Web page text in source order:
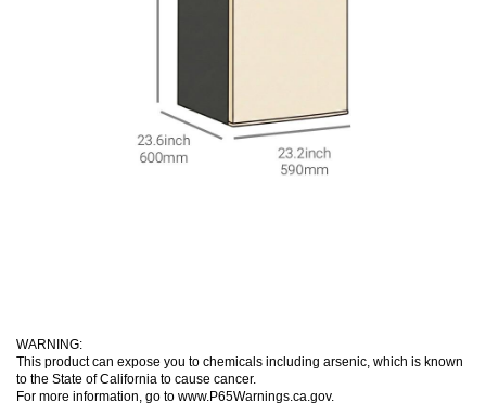
WARNING:
This product can expose you to chemicals including arsenic, which is known
to the State of California to cause cancer.
For more information, go to www.P65Warnings.ca.gov.